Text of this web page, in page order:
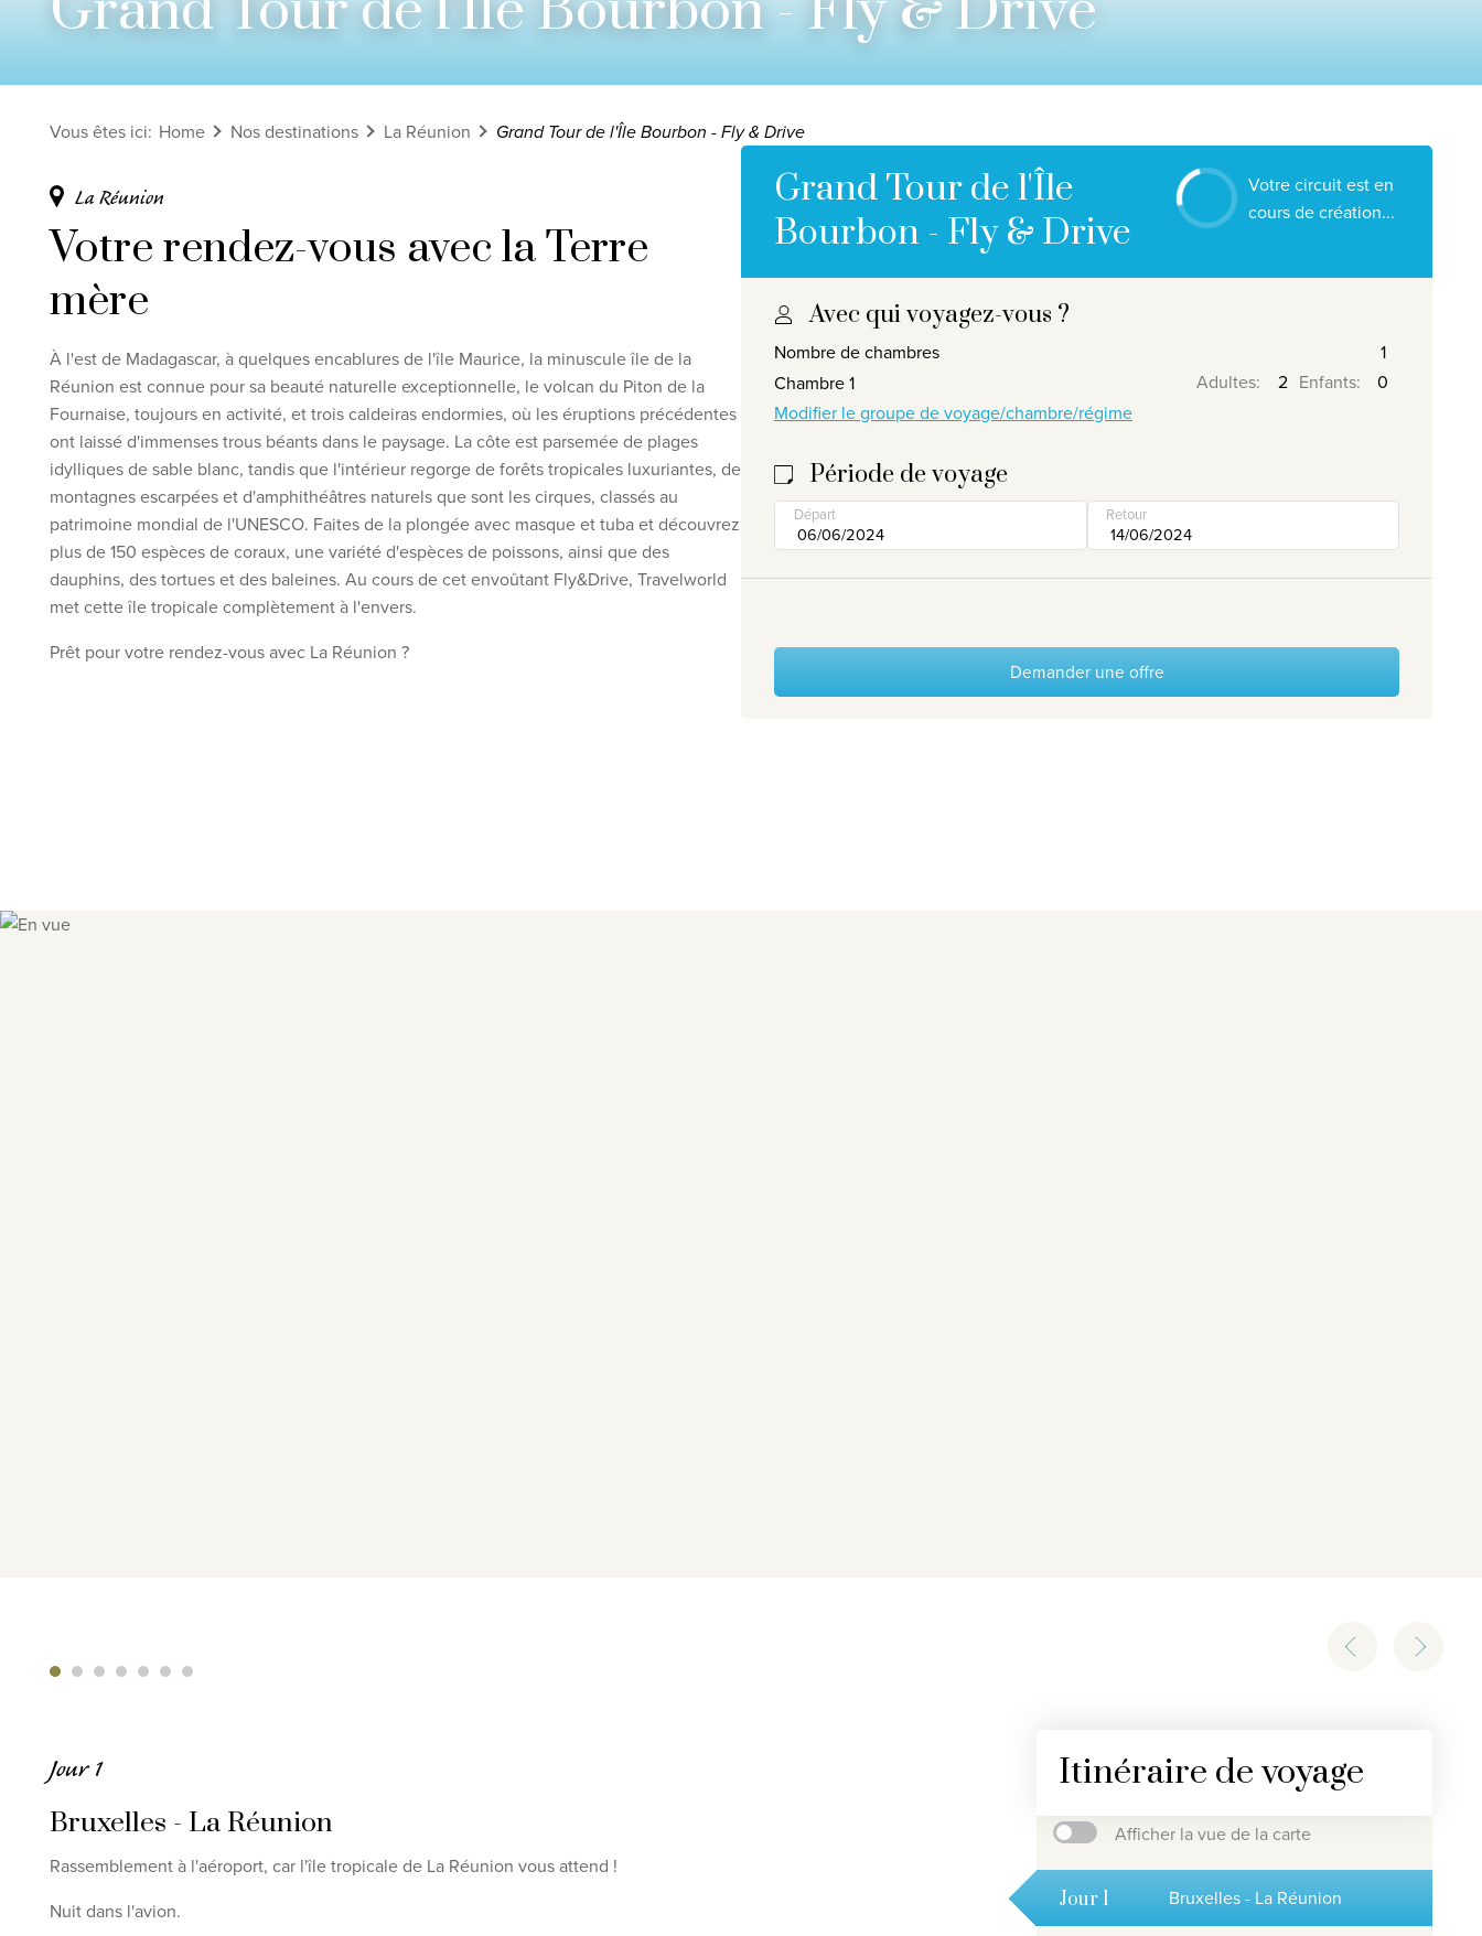
Voir tous les circuits
Découvrez nos thèmes
Lune de miel
Adultes uniquement
Luxe
Voir tous les thèmes
Nos agences de voyage
Liens utiles
Postes vacants
Vous êtes ici: Home Nos destinations La Réunion Grand Tour de l'Île Bourbon - Fly & Drive
La Réunion
Votre rendez-vous avec la Terre
mère
À l'est de Madagascar, à quelques encablures de l'île Maurice, la minuscule île de la
Réunion est connue pour sa beauté naturelle exceptionnelle, le volcan du Piton de la
Fournaise, toujours en activité, et trois caldeiras endormies, où les éruptions précédentes
ont laissé d'immenses trous béants dans le paysage. La côte est parsemée de plages
idylliques de sable blanc, tandis que l'intérieur regorge de forêts tropicales luxuriantes, de
montagnes escarpées et d'amphithéâtres naturels que sont les cirques, classés au
patrimoine mondial de l'UNESCO. Faites de la plongée avec masque et tuba et découvrez
plus de 150 espèces de coraux, une variété d'espèces de poissons, ainsi que des
dauphins, des tortues et des baleines. Au cours de cet envoûtant Fly&Drive, Travelworld
met cette île tropicale complètement à l'envers.
Prêt pour votre rendez-vous avec La Réunion ?
Grand Tour de l'Île
Bourbon - Fly & Drive
Votre circuit est en
cours de création...
Avec qui voyagez-vous ?
Nombre de chambres
Chambre 1
Adultes: Enfants:
Modifier le groupe de voyage/chambre/régime
Période de voyage
Départ Retour
Demander une offre
Slide 1 of 7
Jour 1
Bruxelles - La Réunion
Rassemblement à l'aéroport, car l'île tropicale de La Réunion vous attend !
Nuit dans l'avion.
Itinéraire de voyage
Afficher la vue de la carte
Jour 1 Bruxelles - La Réunion